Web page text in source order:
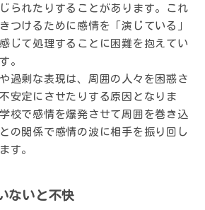
られたりすることがあります。これ
つけるために感情を「演じている」
じて処理することに困難を抱えてい
。
過剰な表現は、周囲の人々を困惑さ
安定にさせたりする原因となりま
校で感情を爆発させて周囲を巻き込
の関係で感情の波に相手を振り回し
す。
ないと不快